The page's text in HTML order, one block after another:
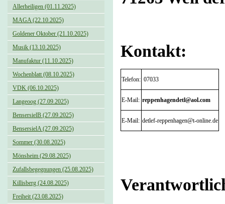
Allerheiligen (01.11.2025)
MAGA (22.10.2025)
Goldener Oktober (21.10.2025)
Musik (13.10.2025)
Manufaktur (11.10.2025)
Wochenblatt (08.10.2025)
VDK (06.10.2025)
Langeoog (27.09.2025)
BensersielB (27.09.2025)
BensersielA (27.09.2025)
Sommer (30.08.2025)
Mönsheim (29.08.2025)
Zufallsbegegnungen (25.08.2025)
Killisberg (24.08.2025)
Freiheit (23.08.2025)
Kontakt:
Telefon: 07033
E-Mail: reppenhagendetl@aol.com
E-Mail: detlef-reppenhagen@t-online.de